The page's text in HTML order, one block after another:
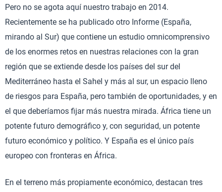
Pero no se agota aquí nuestro trabajo en 2014.
Recientemente se ha publicado otro Informe (España,
mirando al Sur) que contiene un estudio omnicomprensivo
de los enormes retos en nuestras relaciones con la gran
región que se extiende desde los países del sur del
Mediterráneo hasta el Sahel y más al sur, un espacio lleno
de riesgos para España, pero también de oportunidades, y en
el que deberíamos fijar más nuestra mirada. África tiene un
potente futuro demográfico y, con seguridad, un potente
futuro económico y político. Y España es el único país
europeo con fronteras en África.
En el terreno más propiamente económico, destacan tres